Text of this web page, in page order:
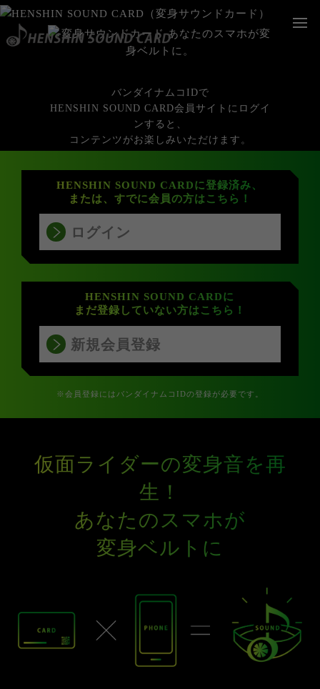
バンダイナムコIDで
HENSHIN SOUND CARD会員サイトにログイ
ンすると、
コンテンツがお楽しみいただけます。
HENSHIN SOUND CARDに登録済み、
または、すでに会員の方はこちら！
ログイン
HENSHIN SOUND CARDに
まだ登録していない方はこちら！
新規会員登録
※会員登録にはバンダイナムコIDの登録が必要です。
仮面ライダーの変身音を再
生！
あなたのスマホが
変身ベルトに